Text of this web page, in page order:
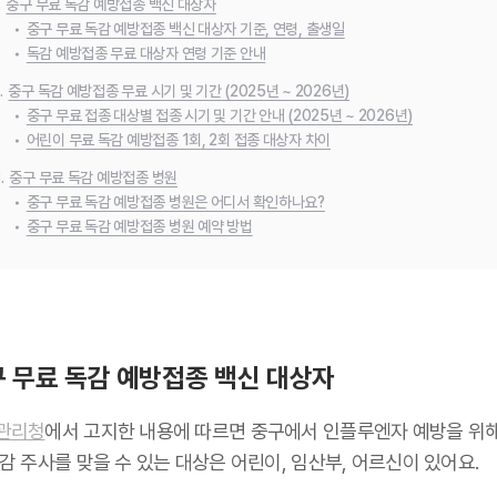
중구 무료 독감 예방접종 백신 대상자
• 중구 무료 독감 예방접종 백신 대상자 기준, 연령, 출생일
• 독감 예방접종 무료 대상자 연령 기준 안내
중구 독감 예방접종 무료 시기 및 기간 (2025년 ~ 2026년)
• 중구 무료 접종 대상별 접종 시기 및 기간 안내 (2025년 ~ 2026년)
• 어린이 무료 독감 예방접종 1회, 2회 접종 대상자 차이
중구 무료 독감 예방접종 병원
• 중구 무료 독감 예방접종 병원은 어디서 확인하나요?
• 중구 무료 독감 예방접종 병원 예약 방법
무료 독감 예방접종 백신 대상자
리청에서 고지한 내용에 따르면 중구에서 인플루엔자 예방을 위
주사를 맞을 수 있는 대상은 어린이, 임산부, 어르신이 있어요.